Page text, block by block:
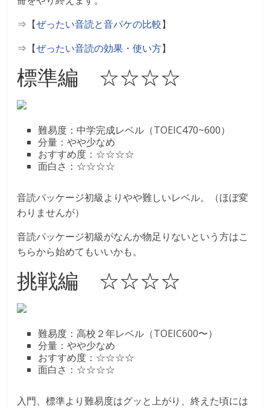
⇒【ぜったい音読と音パケの比較】
⇒【ぜったい音読の効果・使い方】
標準編 ☆☆☆☆
難易度：中学完成レベル（TOEIC470~600）
分量：やや少なめ
おすすめ度：☆☆☆☆
面白さ：☆☆☆☆
音読パッケージ初級よりやや難しいレベル。（ほぼ変
わりませんが）
音読パッケージ初級がなんか物足りないという方はこ
ちらから始めてもいいかも。
挑戦編 ☆☆☆☆
難易度：高校２年レベル（TOEIC600〜）
分量：やや少なめ
おすすめ度：☆☆☆☆
面白さ：☆☆☆☆
入門、標準より難易度はグッと上がり、終えた頃には